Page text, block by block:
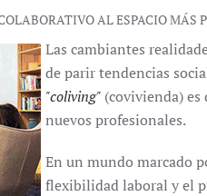
AL ESPACIO MÁS
Las cambiantes
de parir tendencias
"coliving" (covivienda)
nuevos profesionales.
En un mundo marcado
flexibilidad laboral y el